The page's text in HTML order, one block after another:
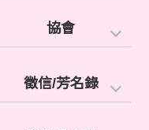
協會
徵信/芳名錄